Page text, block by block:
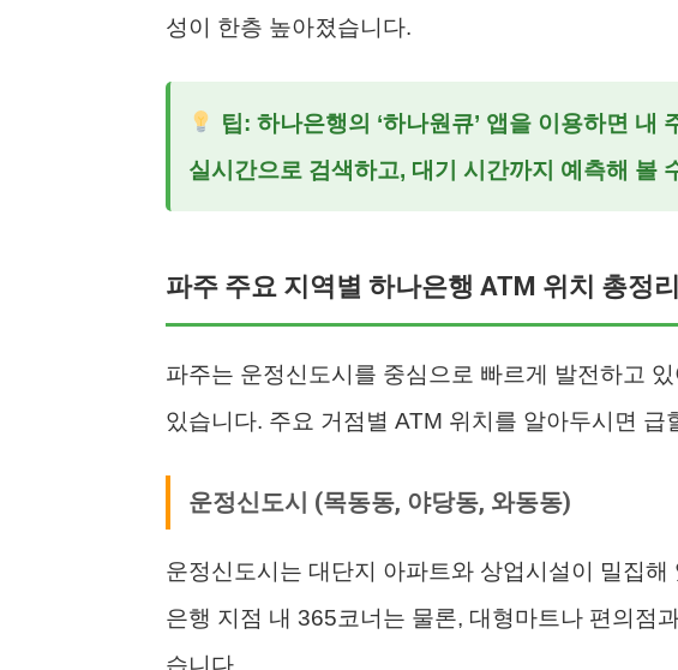
성이 한층 높아졌습니다.
팁: 하나은행의 ‘하나원큐’ 앱을 이용하면 내
실시간으로 검색하고, 대기 시간까지 예측해 볼
파주 주요 지역별 하나은행 ATM 위치 총정리
파주는 운정신도시를 중심으로 빠르게 발전하고
있습니다. 주요 거점별 ATM 위치를 알아두시면 급
운정신도시 (목동동, 야당동, 와동동)
운정신도시는 대단지 아파트와 상업시설이 밀집
은행 지점 내 365코너는 물론, 대형마트나 편의점